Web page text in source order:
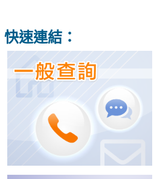
快速連結：